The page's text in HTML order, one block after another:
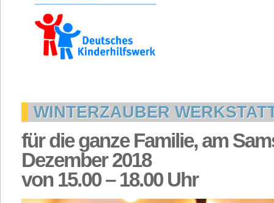
WINTERZAUBER
für die ganze Familie, am
Dezember 2018
von 15.00 – 18.00 Uhr